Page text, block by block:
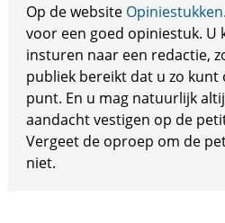
Op de website
voor een goed opiniestuk. U
insturen naar een redactie,
publiek bereikt dat u zo kunt
punt. En u mag natuurlijk
aandacht vestigen op de
Vergeet de oproep om de
niet.